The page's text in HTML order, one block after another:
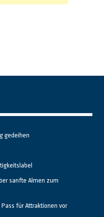
gedeihen
sanfte Almen zum
für Attraktionen vor